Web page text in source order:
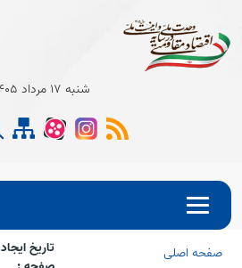
Open
Open
Open
شنبه 17 مرداد 1405
صفحه اصلی
تاریخ ایجاد